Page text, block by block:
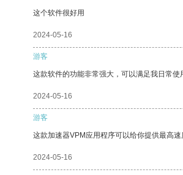
这个软件很好用
2024-05-16
游客
这款软件的功能非常强大，可以满足我日常使
2024-05-16
游客
这款加速器VPM应用程序可以给你提供最高
2024-05-16